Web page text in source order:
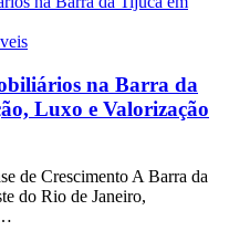
na Barra da
Luxo e Valorização
de Crescimento A Barra da
do Rio de Janeiro,